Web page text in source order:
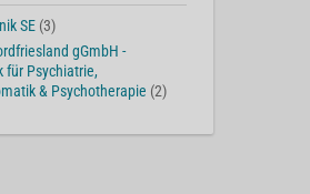
SE (3)
gGmbH -
für Psychiatrie,
& Psychotherapie (2)